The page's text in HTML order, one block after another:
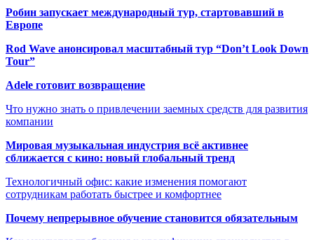
Робин запускает международный тур, стартовавший в
Европе
Rod Wave анонсировал масштабный тур “Don’t Look Down
Tour”
Adele готовит возвращение
Что нужно знать о привлечении заемных средств для развития
компании
Мировая музыкальная индустрия всё активнее
сближается с кино: новый глобальный тренд
Технологичный офис: какие изменения помогают
сотрудникам работать быстрее и комфортнее
Почему непрерывное обучение становится обязательным